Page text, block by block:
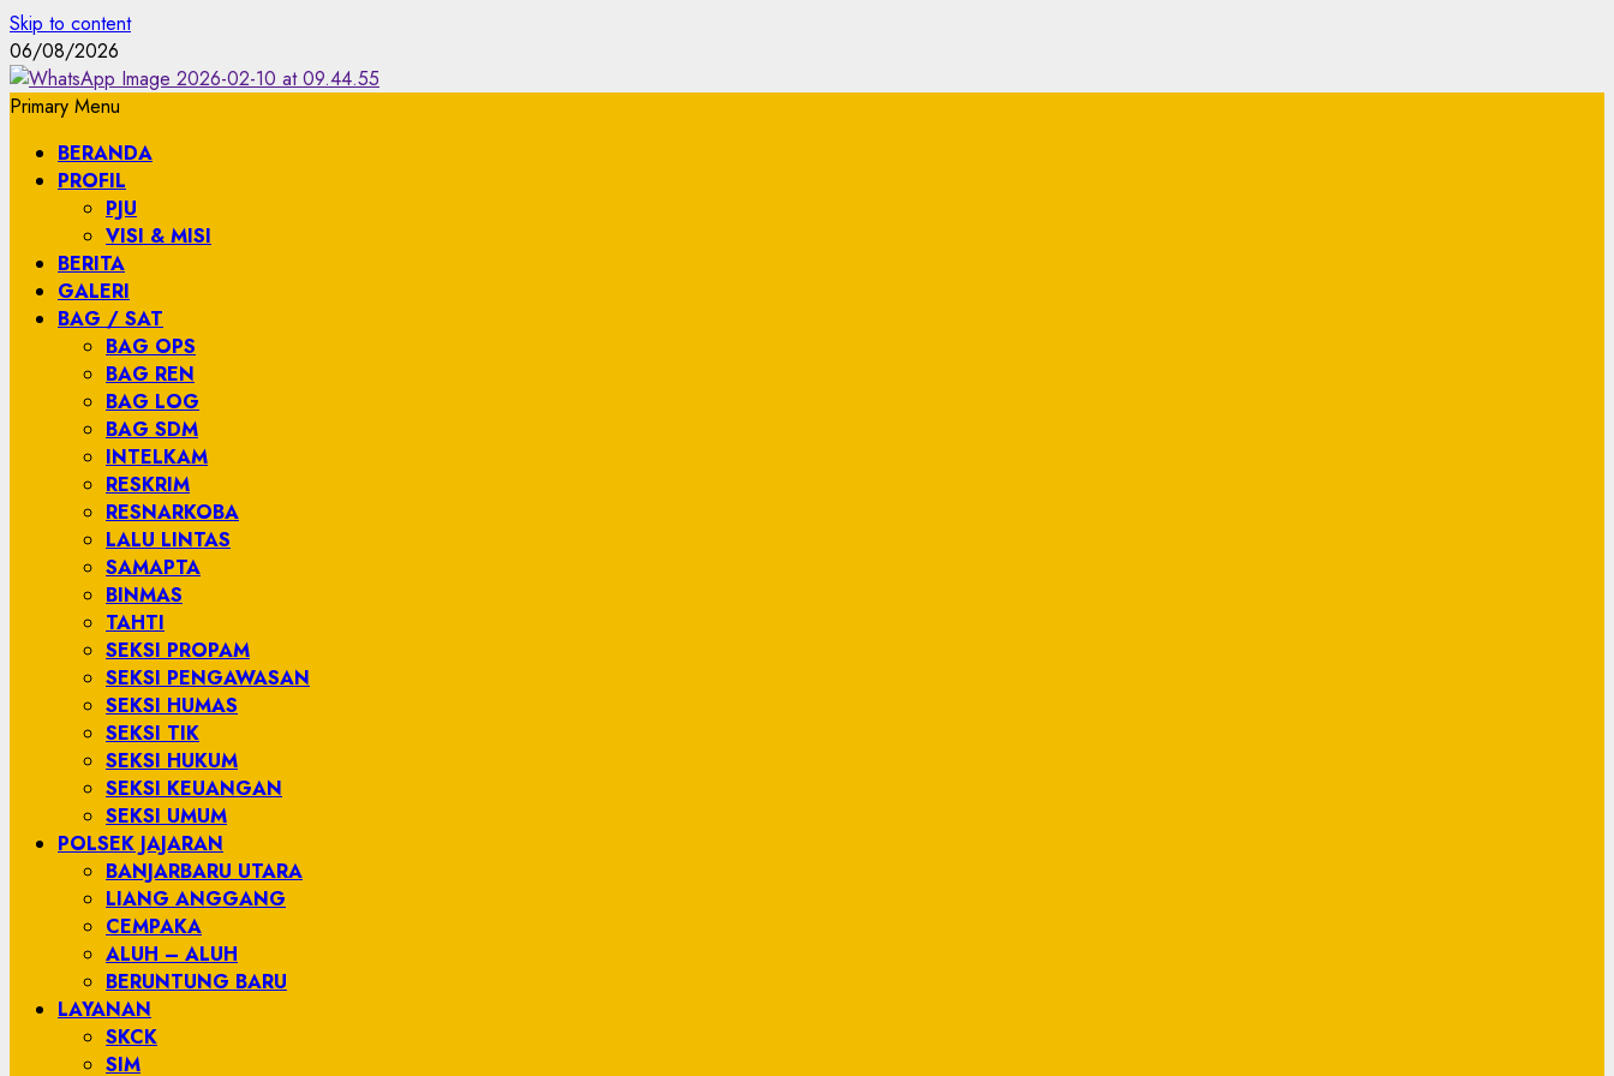
Skip to content
06/08/2026
Primary Menu
BERANDA
PROFIL
PJU
VISI & MISI
BERITA
GALERI
BAG / SAT
BAG OPS
BAG REN
BAG LOG
BAG SDM
INTELKAM
RESKRIM
RESNARKOBA
LALU LINTAS
SAMAPTA
BINMAS
TAHTI
SEKSI PROPAM
SEKSI PENGAWASAN
SEKSI HUMAS
SEKSI TIK
SEKSI HUKUM
SEKSI KEUANGAN
SEKSI UMUM
POLSEK JAJARAN
BANJARBARU UTARA
LIANG ANGGANG
CEMPAKA
ALUH – ALUH
BERUNTUNG BARU
LAYANAN
SKCK
SIM